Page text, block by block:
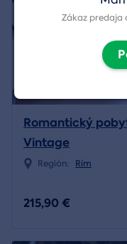
Romantický
Vintage
Región: Rím
215,90 €
Zákaz predaja